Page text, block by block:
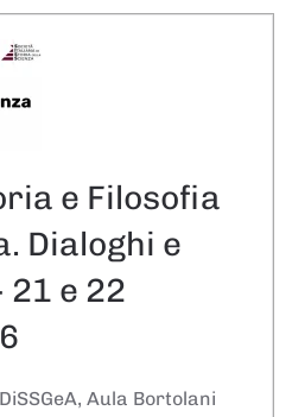
e Filosofia
Dialoghi e
e 22
Aula Bortolani